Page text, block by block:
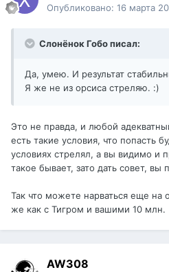
Опубликовано: 16 марта
Слонёнок Гобо писал:
Да, умею. И результат
Я же не из орсиса стреляю. :)
Это не правда, и любой
есть такие условия, что попасть
условиях стрелял, а вы видимо и
такое бывает, зато дать совет, вы
Так что можете нарваться еще на
же как с Тигром и вашими 10 млн.
AW308